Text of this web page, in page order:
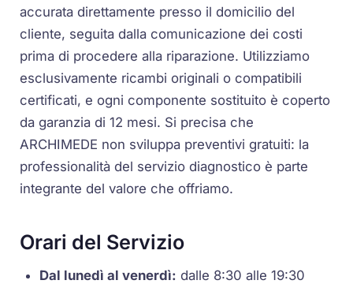
accurata direttamente presso il domicilio del
cliente, seguita dalla comunicazione dei costi
prima di procedere alla riparazione. Utilizziamo
esclusivamente ricambi originali o compatibili
certificati, e ogni componente sostituito è coperto
da garanzia di 12 mesi. Si precisa che
ARCHIMEDE non sviluppa preventivi gratuiti: la
professionalità del servizio diagnostico è parte
integrante del valore che offriamo.
Orari del Servizio
Dal lunedì al venerdì: dalle 8:30 alle 19:30